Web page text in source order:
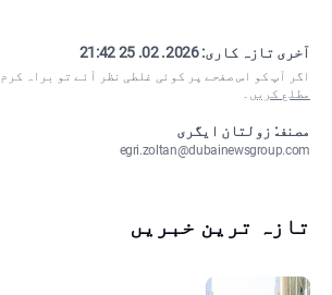
آخری تازہ کاری:2026. 02. 25 21:42
اگر آپ کو اس صفحے پر کوئی غلطی نظر آئے تو براہ کرم
مطلع کریں ۔
مصنف: زولتان ایگری
egri.zoltan@dubainewsgroup.com
تازہ ترین خبریں